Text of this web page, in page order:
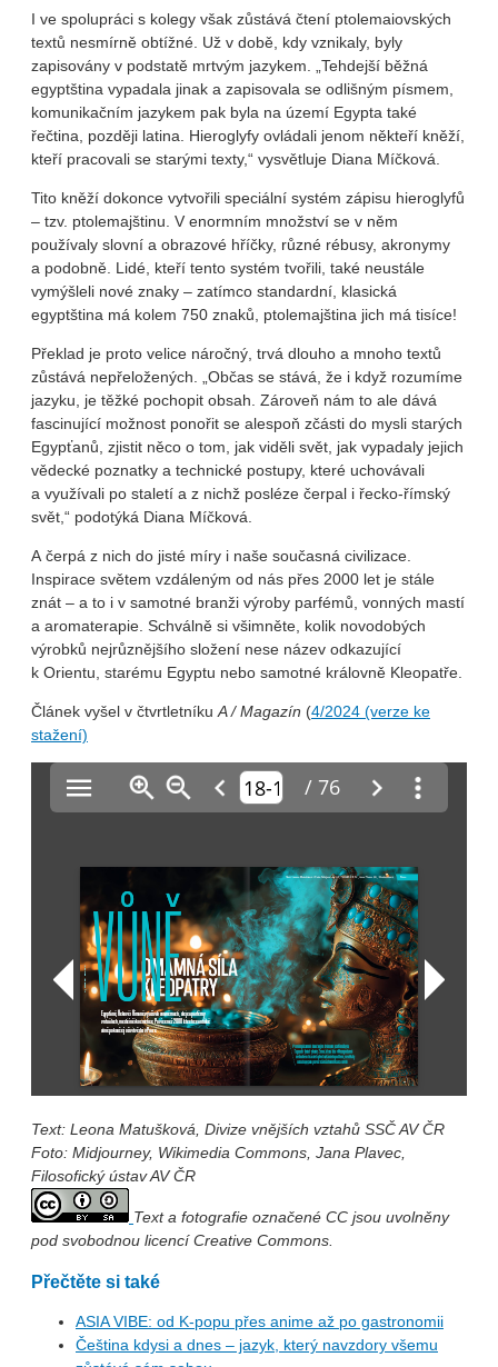
I ve spolupráci s kolegy však zůstává čtení ptolemaiovských
textů nesmírně obtížné. Už v době, kdy vznikaly, byly
zapisovány v podstatě mrtvým jazykem. „Tehdejší běžná
egyptština vypadala jinak a zapisovala se odlišným písmem,
komunikačním jazykem pak byla na území Egypta také
řečtina, později latina. Hieroglyfy ovládali jenom někteří kněží,
kteří pracovali se starými texty,“ vysvětluje Diana Míčková.
Tito kněží dokonce vytvořili speciální systém zápisu hieroglyfů
– tzv. ptolemajštinu. V enormním množství se v něm
používaly slovní a obrazové hříčky, různé rébusy, akronymy
a podobně. Lidé, kteří tento systém tvořili, také neustále
vymýšleli nové znaky – zatímco standardní, klasická
egyptština má kolem 750 znaků, ptolemajština jich má tisíce!
Překlad je proto velice náročný, trvá dlouho a mnoho textů
zůstává nepřeložených. „Občas se stává, že i když rozumíme
jazyku, je těžké pochopit obsah. Zároveň nám to ale dává
fascinující možnost ponořit se alespoň zčásti do mysli starých
Egypťanů, zjistit něco o tom, jak viděli svět, jak vypadaly jejich
vědecké poznatky a technické postupy, které uchovávali
a využívali po staletí a z nichž posléze čerpal i řecko-římský
svět,“ podotýká Diana Míčková.
A čerpá z nich do jisté míry i naše současná civilizace.
Inspirace světem vzdáleným od nás přes 2000 let je stále
znát – a to i v samotné branži výroby parfémů, vonných mastí
a aromaterapie. Schválně si všimněte, kolik novodobých
výrobků nejrůznějšího složení nese název odkazující
k Orientu, starému Egyptu nebo samotné královně Kleopatře.
Článek vyšel v čtvrtletníkuA / Magazín (4/2024 (verze ke
stažení)
Text: Leona Matušková, Divize vnějších vztahů SSČ AV ČR
Foto: Midjourney, Wikimedia Commons, Jana Plavec,
Filosofický ústav AV ČR
Text a fotografie označené CC jsou uvolněny
pod svobodnou licencí Creative Commons.
Přečtěte si také
ASIA VIBE: od K-popu přes anime až po gastronomii
Čeština kdysi a dnes – jazyk, který navzdory všemu